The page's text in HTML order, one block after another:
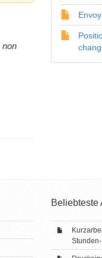
non
Beliebteste